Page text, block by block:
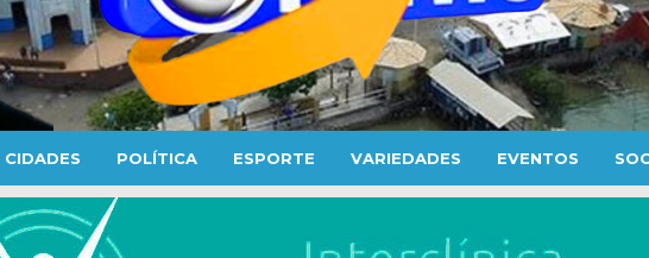
CIDADES POLÍTICA ESPORTE VARIEDADES EVENTOS